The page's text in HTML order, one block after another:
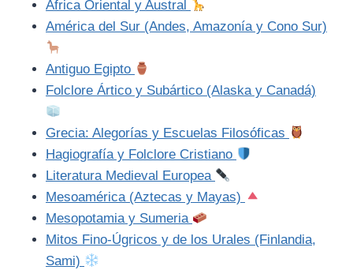
África Oriental y Austral
América del Sur (Andes, Amazonía y Cono Sur)
Antiguo Egipto
Folclore Ártico y Subártico (Alaska y Canadá)
Grecia: Alegorías y Escuelas Filosóficas
Hagiografía y Folclore Cristiano
Literatura Medieval Europea
Mesoamérica (Aztecas y Mayas)
Mesopotamia y Sumeria
Mitos Fino-Úgricos y de los Urales (Finlandia,
Sami)